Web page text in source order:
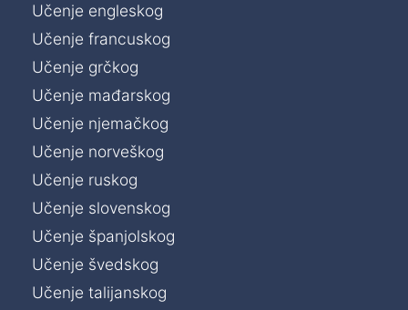
Učenje engleskog
Učenje francuskog
Učenje grčkog
Učenje mađarskog
Učenje njemačkog
Učenje norveškog
Učenje ruskog
Učenje slovenskog
Učenje španjolskog
Učenje švedskog
Učenje talijanskog